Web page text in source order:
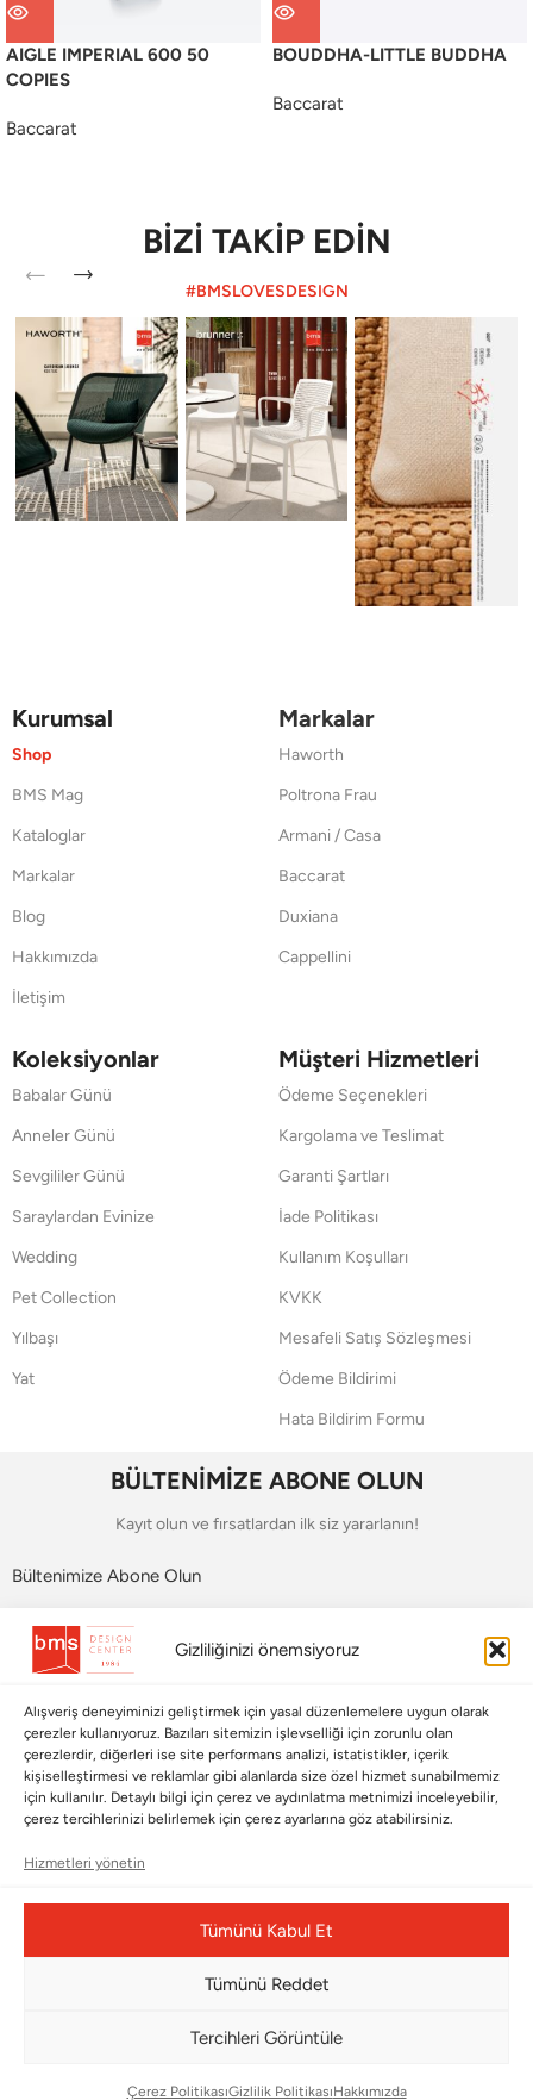
Gizliliğinizi önemsiyoruz
Alışveriş deneyiminizi geliştirmek için yasal düzenlemelere uygun olarak
çerezler kullanıyoruz. Bazıları sitemizin işlevselliği için zorunlu olan
çerezlerdir, diğerleri ise site performans analizi, istatistikler, içerik
kişiselleştirmesi ve reklamlar gibi alanlarda size özel hizmet sunabilmemiz
için kullanılır. Detaylı bilgi için çerez ve aydınlatma metnimizi inceleyebilir,
çerez tercihlerinizi belirlemek için çerez ayarlarına göz atabilirsiniz.
Hizmetleri yönetin
Tümünü Kabul Et
Tümünü Reddet
Tercihleri Görüntüle
Çerez PolitikasıGizlilik PolitikasıHakkımızda
AIGLE IMPERIAL 600 50
COPIES
Baccarat
BOUDDHA-LITTLE BUDDHA
Baccarat
BİZİ TAKİP EDİN
#BMSLOVESDESIGN
Kurumsal
Shop
BMS Mag
Kataloglar
Markalar
Blog
Hakkımızda
İletişim
Markalar
Haworth
Poltrona Frau
Armani / Casa
Baccarat
Duxiana
Cappellini
Koleksiyonlar
Babalar Günü
Anneler Günü
Sevgililer Günü
Saraylardan Evinize
Wedding
Pet Collection
Yılbaşı
Yat
Müşteri Hizmetleri
Ödeme Seçenekleri
Kargolama ve Teslimat
Garanti Şartları
İade Politikası
Kullanım Koşulları
KVKK
Mesafeli Satış Sözleşmesi
Ödeme Bildirimi
Hata Bildirim Formu
BÜLTENİMİZE ABONE OLUN
Kayıt olun ve fırsatlardan ilk siz yararlanın!
Bültenimize Abone Olun
BMS DESIGN CENTER